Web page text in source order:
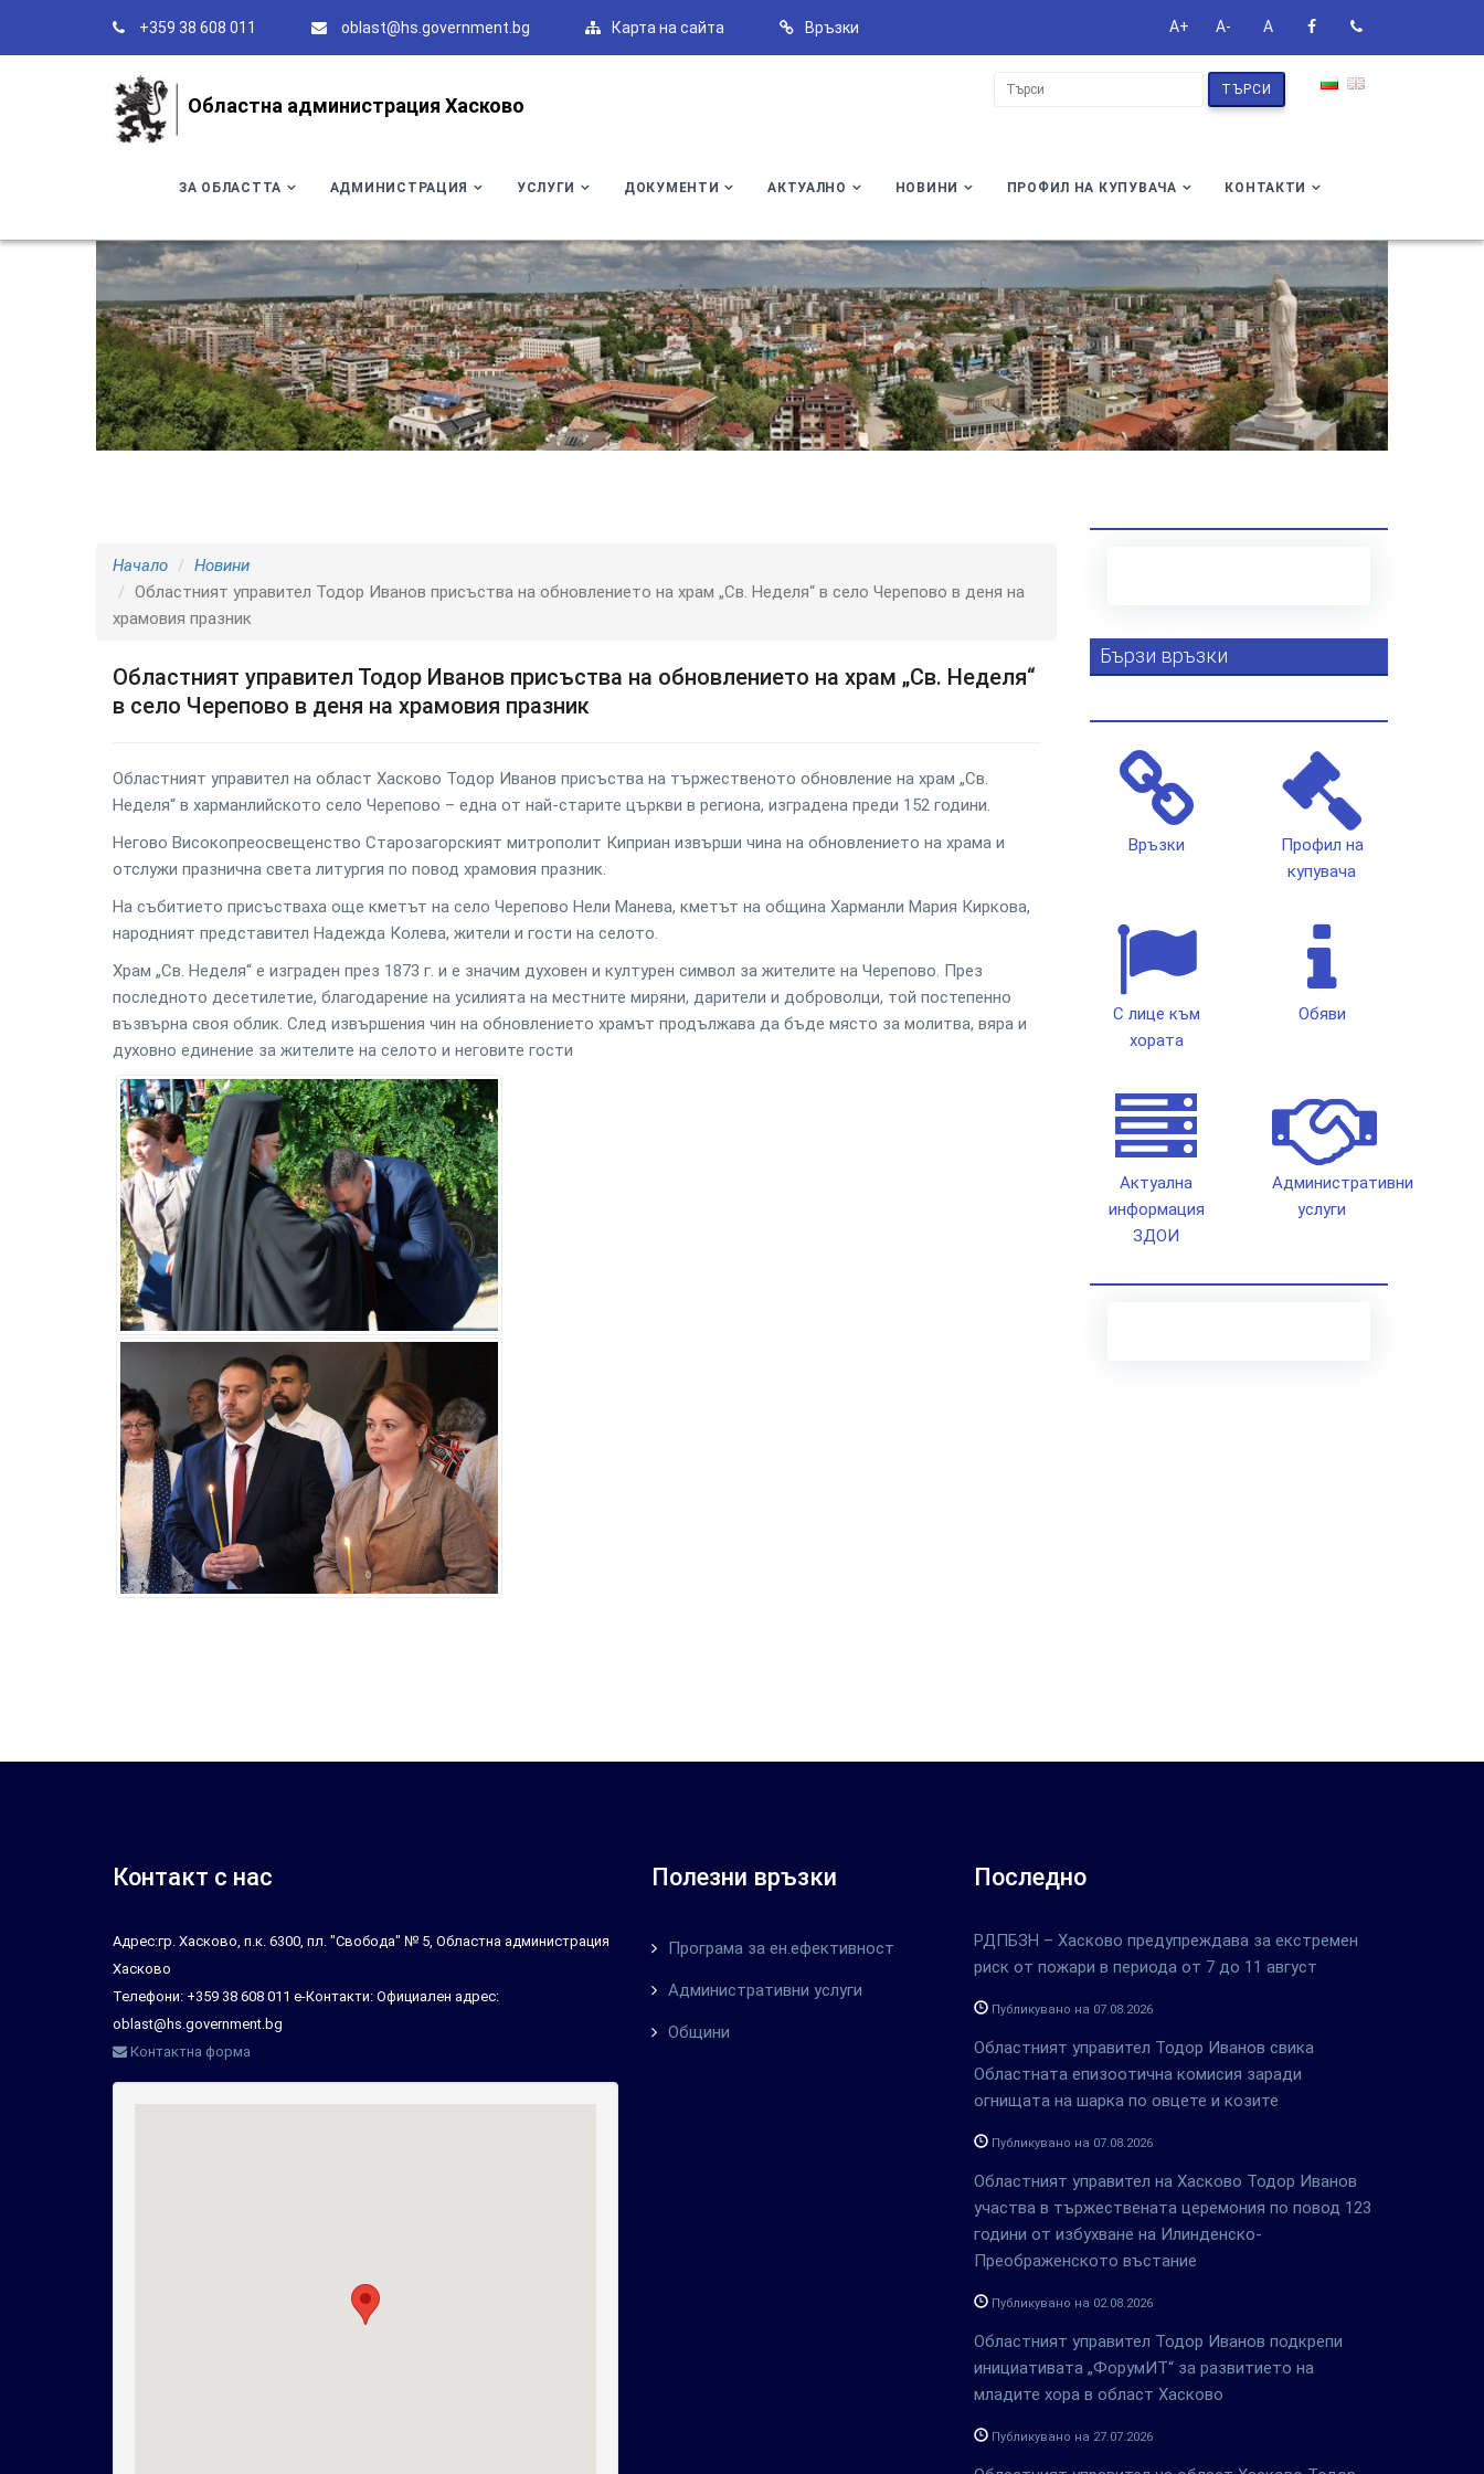
+359 38 608 011 oblast@hs.government.bg Карта на сайта Връзки A+ A- A
Областна администрация Хасково
ТЪРСИ
ЗА ОБЛАСТТА АДМИНИСТРАЦИЯ УСЛУГИ ДОКУМЕНТИ АКТУАЛНО НОВИНИ ПРОФИЛ НА КУПУВАЧА КОНТАКТИ
Начало
Новини
Областният управител Тодор Иванов присъства на обновлението на храм „Св. Неделя“ в село Черепово в деня на
храмовия празник
Областният управител Тодор Иванов присъства на обновлението на храм „Св. Неделя“
в село Черепово в деня на храмовия празник
Областният управител на област Хасково Тодор Иванов присъства на тържественото обновление на храм „Св.
Неделя“ в харманлийското село Черепово – една от най-старите църкви в региона, изградена преди 152 години.
Негово Високопреосвещенство Старозагорският митрополит Киприан извърши чина на обновлението на храма и
отслужи празнична света литургия по повод храмовия празник.
На събитието присъстваха още кметът на село Черепово Нели Манева, кметът на община Харманли Мария Киркова,
народният представител Надежда Колева, жители и гости на селото.
Храм „Св. Неделя“ е изграден през 1873 г. и е значим духовен и културен символ за жителите на Черепово. През
последното десетилетие, благодарение на усилията на местните миряни, дарители и доброволци, той постепенно
възвърна своя облик. След извършения чин на обновлението храмът продължава да бъде място за молитва, вяра и
духовно единение за жителите на селото и неговите гости
Бързи връзки
Връзки
Профил на
купувача
С лице към
хората
Обяви
Актуална
информация
ЗДОИ
Административни
услуги
Контакт с нас
Адрес:гр. Хасково, п.к. 6300, пл. "Свобода" № 5, Областна администрация
Хасково
Телефони: +359 38 608 011 е-Контакти: Официален адрес:
oblast@hs.government.bg
Контактна форма
Полезни връзки
Програма за ен.ефективност
Административни услуги
Общини
Последно
РДПБЗН – Хасково предупреждава за екстремен
риск от пожари в периода от 7 до 11 август
Публикувано на 07.08.2026
Областният управител Тодор Иванов свика
Областната епизоотична комисия заради
огнищата на шарка по овцете и козите
Публикувано на 07.08.2026
Областният управител на Хасково Тодор Иванов
участва в тържествената церемония по повод 123
години от избухване на Илинденско-
Преображенското въстание
Публикувано на 02.08.2026
Областният управител Тодор Иванов подкрепи
инициативата „ФорумИТ“ за развитието на
младите хора в област Хасково
Публикувано на 27.07.2026